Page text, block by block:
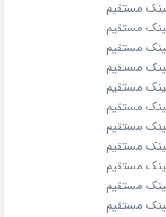
مستقیم
مستقیم
مستقیم
مستقیم
مستقیم
مستقیم
مستقیم
مستقیم
مستقیم
مستقیم
مستقیم